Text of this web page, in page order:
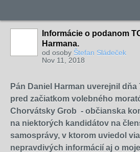
Informácie o podanom
Harmana.
od osoby Štefan Sládeček
Nov 11, 2018
Pán Daniel Harman uverejnil dňa
pred začiatkom volebného
Chorvátsky Grob - občianska
na niektorých kandidátov na
samosprávy, v ktorom uviedol
nepravdivých informácií aj o